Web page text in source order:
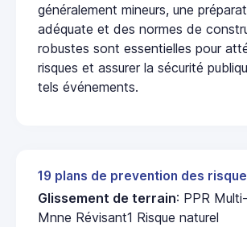
généralement mineurs, une
adéquate et des normes de
robustes sont essentielles pour
risques et assurer la sécurité
tels événements.
19 plans de prevention des
Glissement de terrain: PPR
Mnne Révisant1 Risque naturel